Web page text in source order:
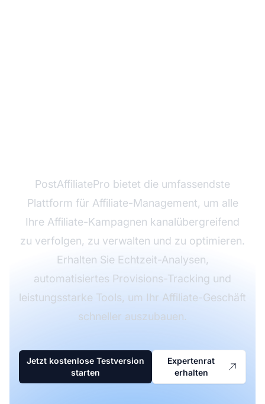
PostAffiliatePro bietet die umfassendste
Plattform für Affiliate-Management, um alle
Ihre Affiliate-Kampagnen kanalübergreifend
zu verfolgen, zu verwalten und zu optimieren.
Erhalten Sie Echtzeit-Analysen,
automatisiertes Provisions-Tracking und
leistungsstarke Tools, um Ihr Affiliate-Geschäft
schneller auszubauen.
Jetzt kostenlose Testversion
starten
Expertenrat
erhalten